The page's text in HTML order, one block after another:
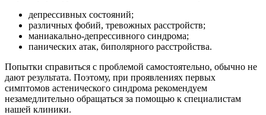
депрессивных состояний;
различных фобий, тревожных расстройств;
маниакально-депрессивного синдрома;
панических атак, биполярного расстройства.
Попытки справиться с проблемой самостоятельно, обычно не
дают результата. Поэтому, при проявлениях первых
симптомов астенического синдрома рекомендуем
незамедлительно обращаться за помощью к специалистам
нашей клиники.